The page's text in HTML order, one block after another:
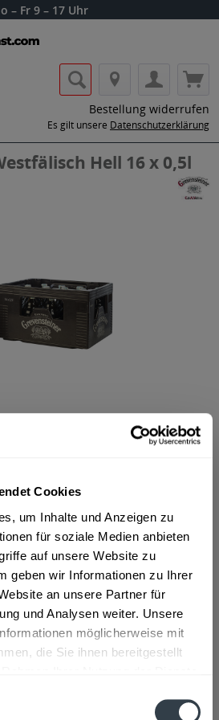
Cookies
um Inhalte und Anzeigen zu
für soziale Medien anbieten
auf unsere Website zu
geben wir Informationen zu Ihrer
an unsere Partner für
und Analysen weiter. Unsere
möglicherweise mit
die Sie ihnen bereitgestellt
– Fr 9 – 17 Uhr
Bestellung widerrufen
Es gilt unsere Datenschutzerklärung
Hell 16 x 0,5l
In den Warenkorb
Hinzugefügt
Hopfen, Hefe